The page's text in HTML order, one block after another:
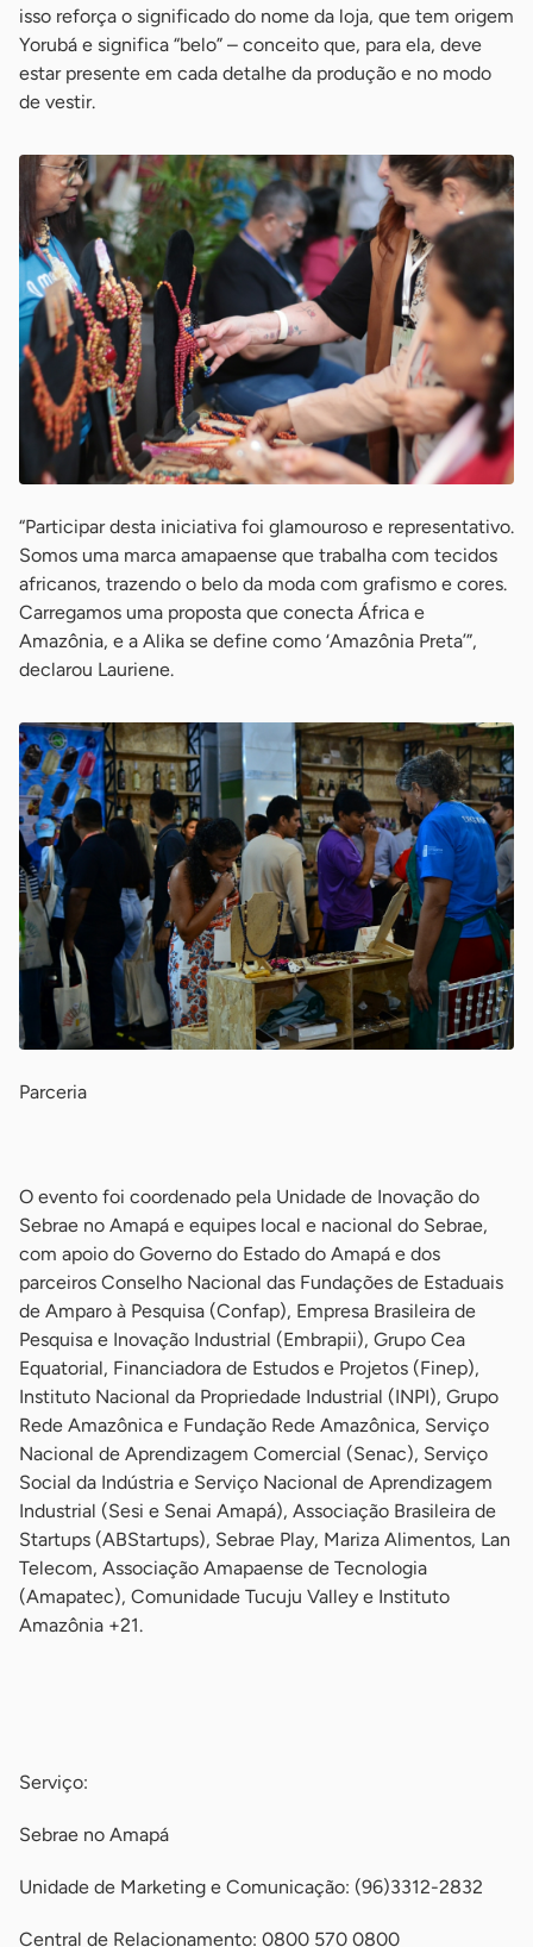
isso reforça o significado do nome da loja, que tem origem
Yorubá e significa “belo” – conceito que, para ela, deve
estar presente em cada detalhe da produção e no modo
de vestir.
“Participar desta iniciativa foi glamouroso e representativo.
Somos uma marca amapaense que trabalha com tecidos
africanos, trazendo o belo da moda com grafismo e cores.
Carregamos uma proposta que conecta África e
Amazônia, e a Alika se define como ‘Amazônia Preta’”,
declarou Lauriene.
Parceria
O evento foi coordenado pela Unidade de Inovação do
Sebrae no Amapá e equipes local e nacional do Sebrae,
com apoio do Governo do Estado do Amapá e dos
parceiros Conselho Nacional das Fundações de Estaduais
de Amparo à Pesquisa (Confap), Empresa Brasileira de
Pesquisa e Inovação Industrial (Embrapii), Grupo Cea
Equatorial, Financiadora de Estudos e Projetos (Finep),
Instituto Nacional da Propriedade Industrial (INPI), Grupo
Rede Amazônica e Fundação Rede Amazônica, Serviço
Nacional de Aprendizagem Comercial (Senac), Serviço
Social da Indústria e Serviço Nacional de Aprendizagem
Industrial (Sesi e Senai Amapá), Associação Brasileira de
Startups (ABStartups), Sebrae Play, Mariza Alimentos, Lan
Telecom, Associação Amapaense de Tecnologia
(Amapatec), Comunidade Tucuju Valley e Instituto
Amazônia +21.
Serviço:
Sebrae no Amapá
Unidade de Marketing e Comunicação: (96)3312-2832
Central de Relacionamento: 0800 570 0800